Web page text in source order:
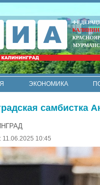
ЭКОНОМИКА
самбистка
11.06.2025 10:45